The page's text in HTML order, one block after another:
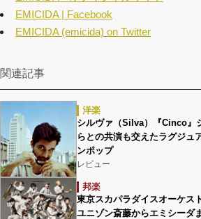
EMICIDA | Facebook
EMICIDA (emicida) on Twitter
関連記事
洋楽
シルヴァ（Silva）『Cinco』
らとの共演も交えたラグジュ
ンポップ
レビュー
邦楽
東京スカパラダイスオーケス
ユニゾン斎藤からエミシーダ